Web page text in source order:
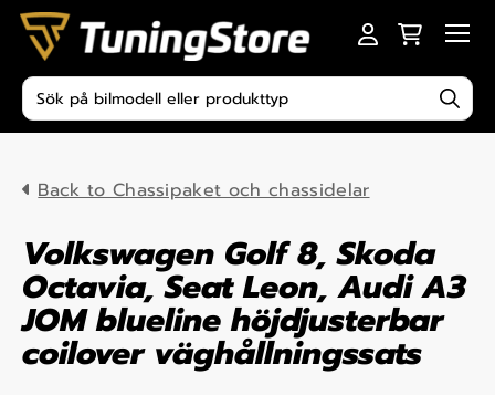
Skip to content
Produktsökning
Back to Chassipaket och chassidelar
Volkswagen Golf 8, Skoda
Octavia, Seat Leon, Audi A3
JOM blueline höjdjusterbar
coilover väghållningssats